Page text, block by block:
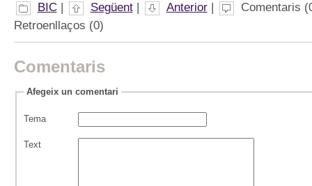
BIC| Següent| Anterior|
Comentaris
Retroenllaços (0)
Comentaris
Afegeix un comentari
Tema
Text